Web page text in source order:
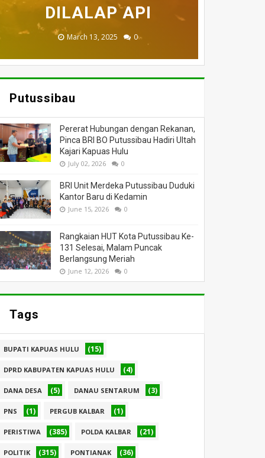
MENINGGAL DUNIA
July 05, 2026 0
HANGUS
November 27, 2025
BERI BANTUAN
March 26, 2025 0
DILALAP API
March 13, 2025 0
MASSA
February 18, 2025 0
Putussibau
Pererat Hubungan dengan Rekanan,
Pinca BRI BO Putussibau Hadiri Ultah
Kajari Kapuas Hulu
July 02, 2026 0
BRI Unit Merdeka Putussibau Duduki
Kantor Baru di Kedamin
June 15, 2026 0
Rangkaian HUT Kota Putussibau Ke-
131 Selesai, Malam Puncak
Berlangsung Meriah
June 12, 2026 0
Tags
BUPATI KAPUAS HULU (15)
DPRD KABUPATEN KAPUAS HULU (4)
DANA DESA (5) DANAU SENTARUM (3)
PNS (1) PERGUB KALBAR (1)
PERISTIWA (385) POLDA KALBAR (21)
POLITIK (315) PONTIANAK (36)